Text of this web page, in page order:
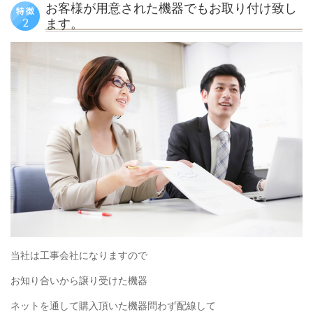
お客様が用意された機器でもお取り付け致し
ます。
当社は工事会社になりますので
お知り合いから譲り受けた機器
ネットを通して購入頂いた機器問わず配線して